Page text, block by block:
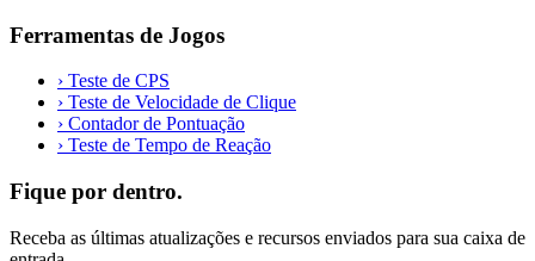
Ferramentas de Jogos
› Teste de CPS
› Teste de Velocidade de Clique
› Contador de Pontuação
› Teste de Tempo de Reação
Fique por dentro.
Receba as últimas atualizações e recursos enviados para sua caixa de